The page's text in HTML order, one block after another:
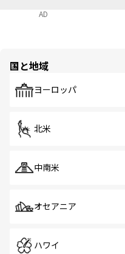
AD
国と地域
ヨーロッパ
北米
中南米
オセアニア
ハワイ